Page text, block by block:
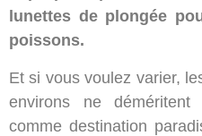
lunettes de plongée
poissons.
Et si vous voulez varier,
environs ne
comme destination